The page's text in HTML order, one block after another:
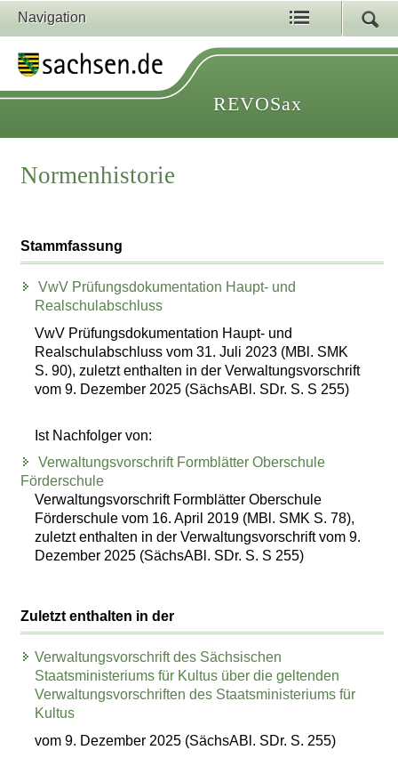
Navigation
REVOSax
Normenhistorie
Stammfassung
VwV Prüfungsdokumentation Haupt- und
Realschulabschluss
VwV Prüfungsdokumentation Haupt- und
Realschulabschluss vom 31. Juli 2023 (MBl. SMK
S. 90), zuletzt enthalten in der Verwaltungsvorschrift
vom 9. Dezember 2025 (SächsABl. SDr. S. S 255)
Ist Nachfolger von:
Verwaltungsvorschrift Formblätter Oberschule
Förderschule
Verwaltungsvorschrift Formblätter Oberschule
Förderschule vom 16. April 2019 (MBl. SMK S. 78),
zuletzt enthalten in der Verwaltungsvorschrift vom 9.
Dezember 2025 (SächsABl. SDr. S. S 255)
Zuletzt enthalten in der
Verwaltungsvorschrift des Sächsischen
Staatsministeriums für Kultus über die geltenden
Verwaltungsvorschriften des Staatsministeriums für
Kultus
vom 9. Dezember 2025 (SächsABl. SDr. S. 255)